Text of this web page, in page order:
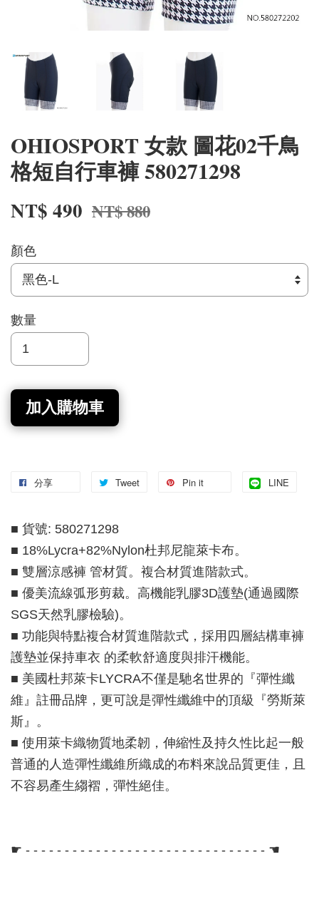
OHIOSPORT 女款 圖花02千鳥
格短自行車褲 580271298
NT$ 490 NT$ 880
顏色
數量
加入購物車
分享 Tweet Pin it LINE
■ 貨號: 580271298
■ 18%Lycra+82%Nylon杜邦尼龍萊卡布。
■ 雙層涼感褲 管材質。複合材質進階款式。
■ 優美流線弧形剪裁。高機能乳膠3D護墊(通過國際
SGS天然乳膠檢驗)。
■ 功能與特點複合材質進階款式，採用四層結構車褲
護墊並保持車衣 的柔軟舒適度與排汗機能。
■ 美國杜邦萊卡LYCRA不僅是馳名世界的『彈性纖
維』註冊品牌，更可說是彈性纖維中的頂級『勞斯萊
斯』。
■ 使用萊卡織物質地柔韌，伸縮性及持久性比起一般
普通的人造彈性纖維所織成的布料來說品質更佳，且
不容易產生縐褶，彈性絕佳。
☛ - - - - - - - - - - - - - - - - - - - - - - - - - - - - - - - ☚